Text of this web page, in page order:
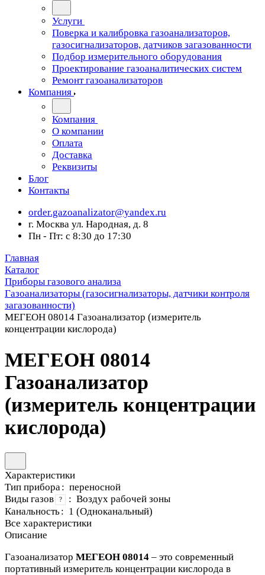
Услуги
Поверка и калибровка газоанализаторов,
газосигнализаторов, датчиков загазованности
Подбор измерительного оборудования
Проектирование газоаналитических систем
Ремонт газоанализаторов
Компания
Компания
О компании
Оплата
Доставка
Реквизиты
Блог
Контакты
order.gazoanalizator@yandex.ru
г. Москва ул. Народная, д. 8
Пн - Пт: с 8:30 до 17:30
Главная
Каталог
Приборы газового анализа
Газоанализаторы (газосигнализаторы, датчики контроля
загазованности)
МЕГЕОН 08014 Газоанализатор (измеритель
концентрации кислорода)
МЕГЕОН 08014
Газоанализатор
(измеритель концентрации
кислорода)
Характеристики
Тип прибора : переносной
Виды газов
? : Воздух рабочей зоны
Канальность: 1 (Одноканальный)
Все характеристики
Описание
Газоанализатор МЕГЕОН 08014 – это современный
портативный измеритель концентрации кислорода в